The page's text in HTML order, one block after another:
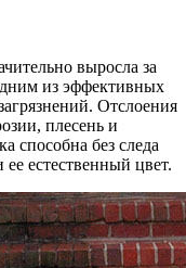
выросла за
из эффективных
Отслоения
плесень и
способна без следа
естественный цвет.